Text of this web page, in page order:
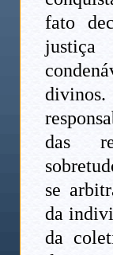
fato
das
se
da
da